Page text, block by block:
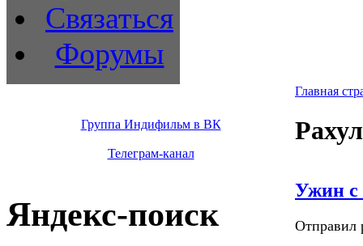
Связаться
Форумы
Группа Индифильм в ВК
Телеграм-канал
Яндекс-поиск
Главная
Ужин с
Отправил